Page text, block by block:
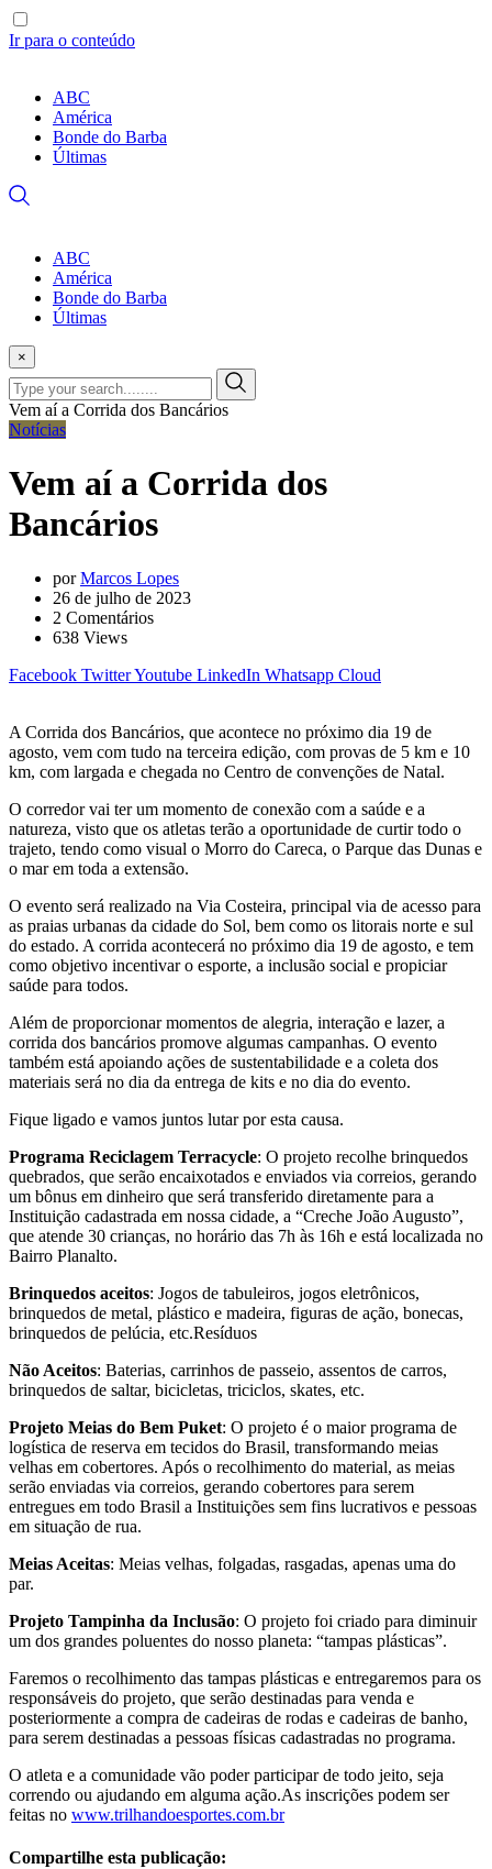
Ir para o conteúdo
ABC
América
Bonde do Barba
Últimas
ABC
América
Bonde do Barba
Últimas
×
Vem aí a Corrida dos Bancários
Notícias
Vem aí a Corrida dos
Bancários
porMarcos Lopes
26 de julho de 2023
2 Comentários
638 Views
Facebook TwitterYoutube LinkedIn Whatsapp Cloud
A Corrida dos Bancários, que acontece no próximo dia 19 de
agosto, vem com tudo na terceira edição, com provas de 5 km e 10
km, com largada e chegada no Centro de convenções de Natal.
O corredor vai ter um momento de conexão com a saúde e a
natureza, visto que os atletas terão a oportunidade de curtir todo o
trajeto, tendo como visual o Morro do Careca, o Parque das Dunas e
o mar em toda a extensão.
O evento será realizado na Via Costeira, principal via de acesso para
as praias urbanas da cidade do Sol, bem como os litorais norte e sul
do estado. A corrida acontecerá no próximo dia 19 de agosto, e tem
como objetivo incentivar o esporte, a inclusão social e propiciar
saúde para todos.
Além de proporcionar momentos de alegria, interação e lazer, a
corrida dos bancários promove algumas campanhas. O evento
também está apoiando ações de sustentabilidade e a coleta dos
materiais será no dia da entrega de kits e no dia do evento.
Fique ligado e vamos juntos lutar por esta causa.
Programa Reciclagem Terracycle: O projeto recolhe brinquedos
quebrados, que serão encaixotados e enviados via correios, gerando
um bônus em dinheiro que será transferido diretamente para a
Instituição cadastrada em nossa cidade, a “Creche João Augusto”,
que atende 30 crianças, no horário das 7h às 16h e está localizada no
Bairro Planalto.
Brinquedos aceitos: Jogos de tabuleiros, jogos eletrônicos,
brinquedos de metal, plástico e madeira, figuras de ação, bonecas,
brinquedos de pelúcia, etc.Resíduos
Não Aceitos: Baterias, carrinhos de passeio, assentos de carros,
brinquedos de saltar, bicicletas, triciclos, skates, etc.
Projeto Meias do Bem Puket: O projeto é o maior programa de
logística de reserva em tecidos do Brasil, transformando meias
velhas em cobertores. Após o recolhimento do material, as meias
serão enviadas via correios, gerando cobertores para serem
entregues em todo Brasil a Instituições sem fins lucrativos e pessoas
em situação de rua.
Meias Aceitas: Meias velhas, folgadas, rasgadas, apenas uma do
par.
Projeto Tampinha da Inclusão: O projeto foi criado para diminuir
um dos grandes poluentes do nosso planeta: “tampas plásticas”.
Faremos o recolhimento das tampas plásticas e entregaremos para os
responsáveis do projeto, que serão destinadas para venda e
posteriormente a compra de cadeiras de rodas e cadeiras de banho,
para serem destinadas a pessoas físicas cadastradas no programa.
O atleta e a comunidade vão poder participar de todo jeito, seja
correndo ou ajudando em alguma ação.As inscrições podem ser
feitas no www.trilhandoesportes.com.br
Compartilhe esta publicação: